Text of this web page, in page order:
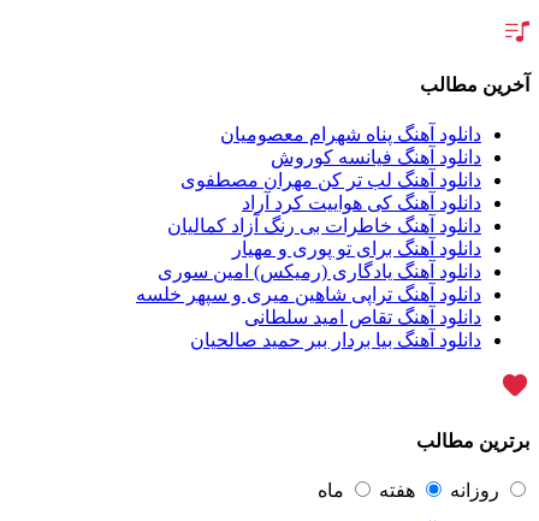
فریدون آسرایی
محسن ابراهیم زاده
سامان جلیلی54
حجت اشرف زاده54
پازل بند54
بهنام علمشاهی54
امید جهان52
علی عبدالمالکی50
احسان خواجه امیری50
محمد علیزاده50
محسن یاحقی46
علیرضا قربانی45
ماکان بند45
عماد طالب زاده
مسعود صادقلو42
آخرین مطالب
دانلود آهنگ پناه شهرام معصومیان
دانلود آهنگ فیانسه کوروش
دانلود آهنگ لب تر کن مهران مصطفوی
دانلود آهنگ کی هواییت کرد آراد
دانلود آهنگ خاطرات بی رنگ آزاد کمالیان
دانلود آهنگ برای تو پوری و مهیار
دانلود آهنگ یادگاری (رمیکس) امین سوری
دانلود آهنگ تراپی شاهین میری و سپهر خلسه
دانلود آهنگ تقاص امید سلطانی
دانلود آهنگ بیا بردار ببر حمید صالحیان
برترین مطالب
روزانه هفته ماه